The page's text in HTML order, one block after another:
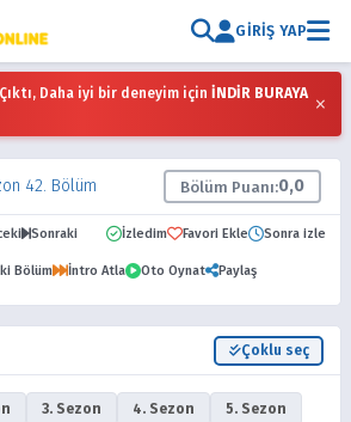
GIRIŞ YAP
Daha iyi bir deneyim için İNDİR BURAYA ×
42. Bölüm Bölüm Puanı:0,0
Sonraki İzledim Favori Ekle Sonra izle
Bölüm İntro Atla Oto Oynat
Paylaş
Çoklu seç
3. Sezon 4. Sezon
5. Sezon